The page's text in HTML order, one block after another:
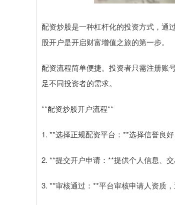
配资炒股是一种杠杆化的投资方式，通
股开户是开启财富增值之旅的第一步。
配资流程简单便捷。投资者只需注册账
足不同投资者的需求。
**配资炒股开户流程**
1. **选择正规配资平台：**选择信誉良
2. **提交开户申请：**提供个人信息、
3. **审核通过：**平台审核申请人资质，